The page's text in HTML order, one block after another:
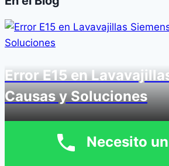
Error E15 en
Causas y Soluciones
Necesito